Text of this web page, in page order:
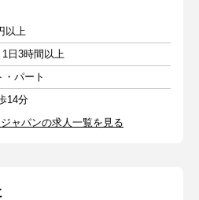
以上
日3時間以上
・パート
14分
ャパンの求人一覧を見る